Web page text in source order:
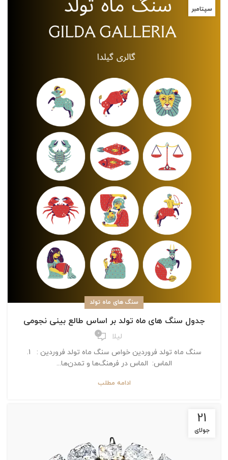
سپتامبر
سنگ های ماه تولد
جدول سنگ های ماه تولد بر اساس طالع بینی نجومی
لیلا 0
سنگ ماه تولد فروردین خواص سنگ ماه تولد فروردین : 1.
الماس: الماس در فرهنگ‌ها و تمدن‌ها...
ادامه مطلب
21
جولای